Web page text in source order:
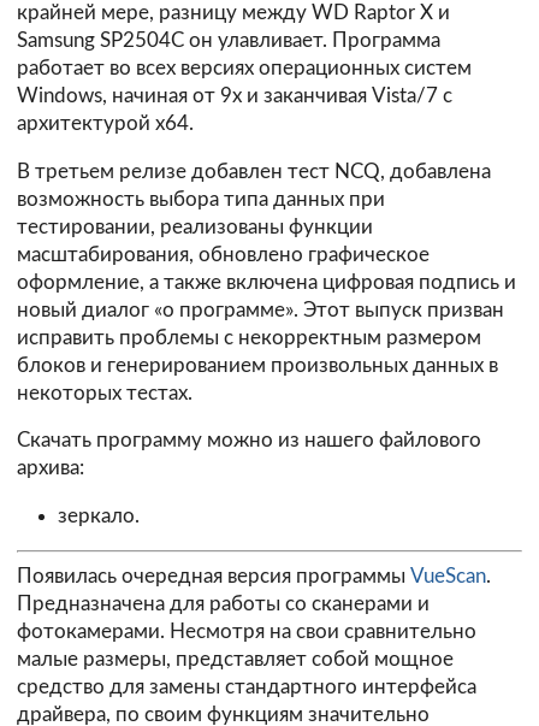
крайней мере, разницу между WD Raptor X и
Samsung SP2504C он улавливает. Программа
работает во всех версиях операционных систем
Windows, начиная от 9x и заканчивая Vista/7 с
архитектурой х64.
В третьем релизе добавлен тест NCQ, добавлена
возможность выбора типа данных при
тестировании, реализованы функции
масштабирования, обновлено графическое
оформление, а также включена цифровая подпись и
новый диалог «о программе». Этот выпуск призван
исправить проблемы с некорректным размером
блоков и генерированием произвольных данных в
некоторых тестах.
Скачать программу можно из нашего файлового
архива:
зеркало.
Появилась очередная версия программы VueScan.
Предназначена для работы со сканерами и
фотокамерами. Несмотря на свои сравнительно
малые размеры, представляет собой мощное
средство для замены стандартного интерфейса
драйвера, по своим функциям значительно